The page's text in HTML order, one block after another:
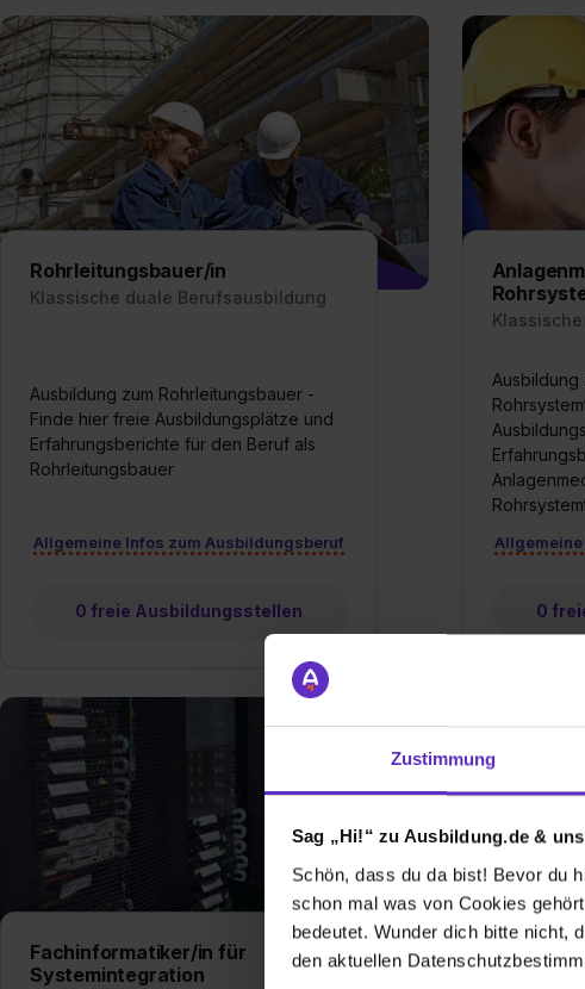
Zustimmung
Sag „Hi!“ zu Ausbildung.de &
Schön, dass du da bist! Bevor du
schon mal was von Cookies
bedeutet. Wunder dich bitte nicht,
den aktuellen
Rohrleitungsbauer/in
Klassische duale Berufsausbildung
Ausbildung zum Rohrleitungsbauer -
Finde hier freie Ausbildungsplätze und
Erfahrungsberichte für den Beruf als
Rohrleitungsbauer
Allgemeine Infos zum Ausbildungsberuf
0 freie Ausbildungsstellen
Ausbildung
0
Fachinformatiker/in für
Systemintegration